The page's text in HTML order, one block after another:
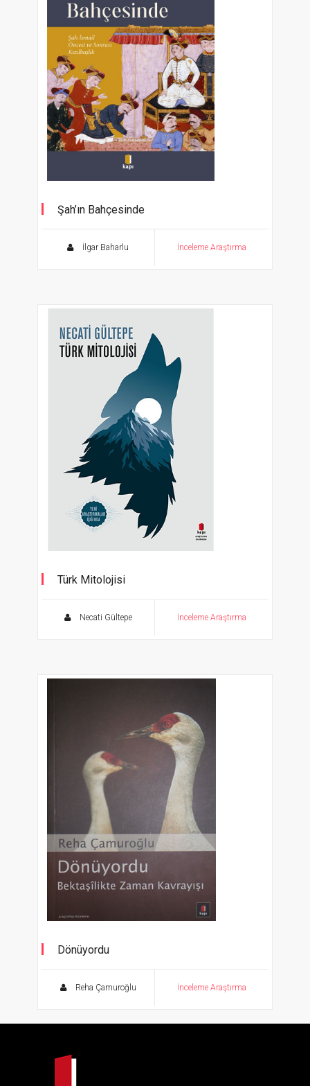
Şah’ın Bahçesinde
İlgar Baharlu İnceleme Araştırma
Türk Mitolojisi
Necati Gültepe İnceleme Araştırma
Dönüyordu
Reha Çamuroğlu İnceleme Araştırma